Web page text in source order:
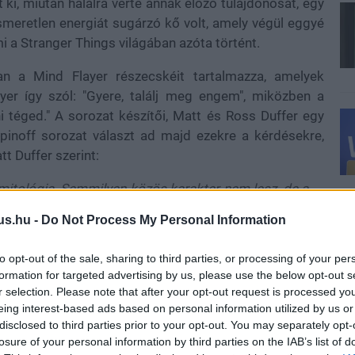
- Do Not Process My Personal Information
opt-out of the sale, sharing to third parties, or processing of your
for targeted advertising by us, please use the below opt-out
selection. Please note that after your opt-out request is processed
interest-based ads based on personal information utilized by us
to third parties prior to your opt-out. You may separately
of your personal information by third parties on the IAB’s list of
miután halálra verte annak előző tulajdonosát, egy
energiát sugárzó kő volt, amely végül eggyé
a Stranger Things világában azóta történt.
Mind Flayer részecskéit tartalmazza, amelyek
így szól: "Gyere, találj meg engem", miközben a
A sorozat készítői, Matt és Ross Duffer egy
sorozat választ ad majd ezekre a kérdésekre,
Duffer szerint:
Semmilyen közös karakter nem lesz, de a
előadás, amely a sorozat előzménye, szintén utal
és a tudós a Dimension X nevű dimenzióba
később pedig Dr. Brenner felhasználja őt a
Az előadás még egy 1943-as, második
amelynek célja volt, hogy láthatatlanná tegyenek